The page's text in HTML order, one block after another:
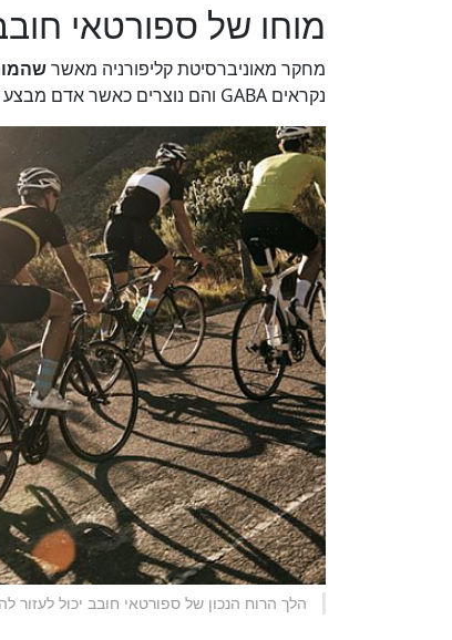
מוחו של ספורטאי
מחקר מאוניברסיטת קליפורניה מאשר
נקראים GABA והם נוצרים כאשר אדם מבצע פעילות גופנית.
הלך הרוח הנכון של ספורטאי חובב יכול